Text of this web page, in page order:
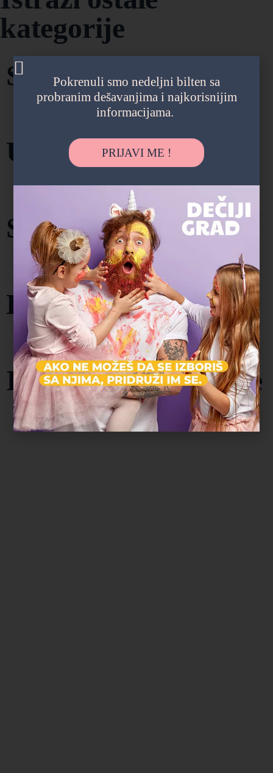
kategorije
Strani jezici
Umetnost
135
Sport
143
Borilačke veštine
50
Intelektualne veštine
79
Pokrenuli smo nedeljni bilten sa
probranim dešavanjima i najkorisnijim
informacijama.
PRIJAVI ME !